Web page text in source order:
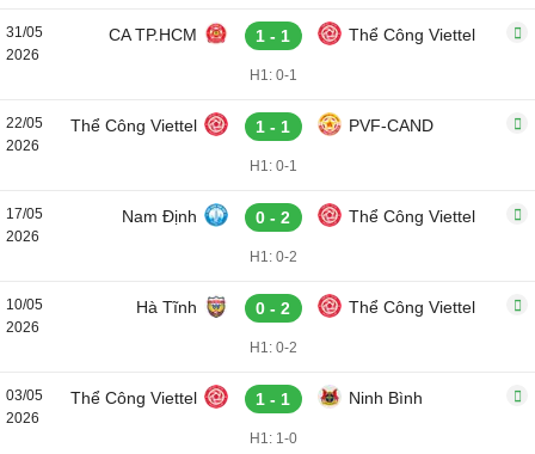
31/05
2026
CA TP.HCM 1 - 1 Thể Công Viettel
H1: 0-1
22/05
2026
Thể Công Viettel 1 - 1 PVF-CAND
H1: 0-1
17/05
2026
Nam Định 0 - 2 Thể Công Viettel
H1: 0-2
10/05
2026
Hà Tĩnh 0 - 2 Thể Công Viettel
H1: 0-2
03/05
2026
Thể Công Viettel 1 - 1 Ninh Bình
H1: 1-0